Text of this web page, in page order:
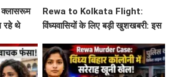
रहे थे
Rewa to Kolkata Flight:
विंध्यवासियों के लिए बड़ी खुशखबरी: इस
फ्लाइट, जानें पूरा रूट!